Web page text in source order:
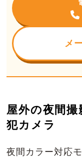
メ
屋外の夜間
犯カメラ
夜間カラー対応